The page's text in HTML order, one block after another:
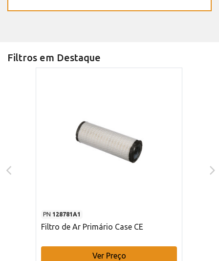
Filtros em Destaque
PN 128781A1
Filtro de Ar Primário Case CE
Ver Preço